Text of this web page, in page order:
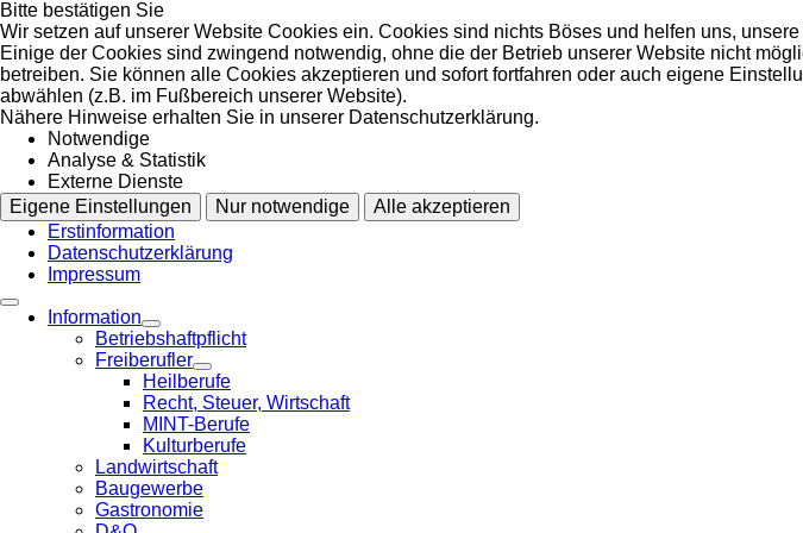
Bitte bestätigen Sie
Wir setzen auf unserer Website Cookies ein. Cookies sind nichts Böses und helfen uns,
Einige der Cookies sind zwingend notwendig, ohne die der Betrieb unserer Website nicht
betreiben. Sie können alle Cookies akzeptieren und sofort fortfahren oder auch eigene
abwählen (z.B. im Fußbereich unserer Website).
Nähere Hinweise erhalten Sie in unserer Datenschutzerklärung.
Notwendige
Analyse & Statistik
Externe Dienste
Eigene Einstellungen
Nur notwendige
Alle akzeptieren
Erstinformation
Datenschutzerklärung
Impressum
Information
Betriebshaftpflicht
Freiberufler
Heilberufe
Recht, Steuer, Wirtschaft
MINT-Berufe
Kulturberufe
Landwirtschaft
Baugewerbe
Gastronomie